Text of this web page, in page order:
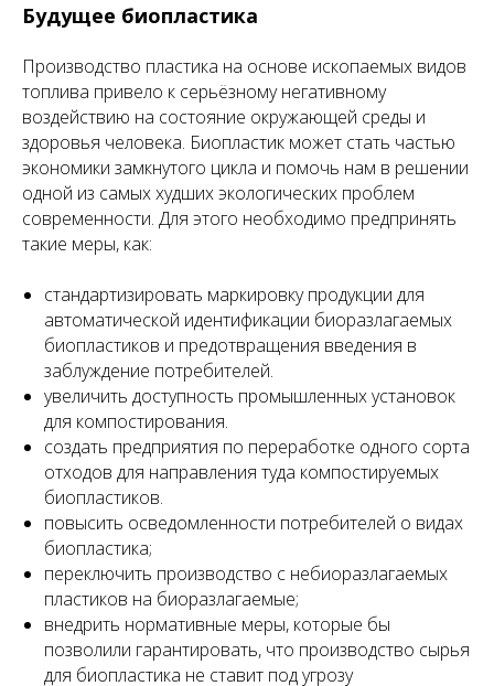
Будущее биопластика
Производство пластика на основе ископаемых видов
топлива привело к серьёзному негативному
воздействию на состояние окружающей среды и
здоровья человека. Биопластик может стать частью
экономики замкнутого цикла и помочь нам в решении
одной из самых худших экологических проблем
современности. Для этого необходимо предпринять
такие меры, как:
стандартизировать маркировку продукции для
автоматической идентификации биоразлагаемых
биопластиков и предотвращения введения в
заблуждение потребителей.
увеличить доступность промышленных установок
для компостирования.
создать предприятия по переработке одного сорта
отходов для направления туда компостируемых
биопластиков.
повысить осведомленности потребителей о видах
биопластика;
переключить производство с небиоразлагаемых
пластиков на биоразлагаемые;
внедрить нормативные меры, которые бы
позволили гарантировать, что производство сырья
для биопластика не ставит под угрозу